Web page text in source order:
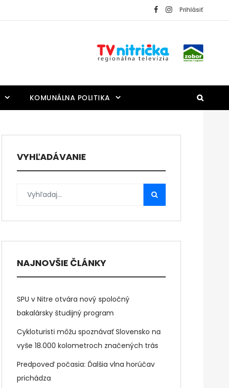
Prihlásiť
KOMUNÁLNA POLITIKA
VYHĽADÁVANIE
NAJNOVŠIE ČLÁNKY
SPU v Nitre otvára nový spoločný
bakalársky študijný program
Cykloturisti môžu spoznávať Slovensko na
vyše 18.000 kolometroch značených trás
Predpoveď počasia: Ďalšia vlna horúčav
prichádza